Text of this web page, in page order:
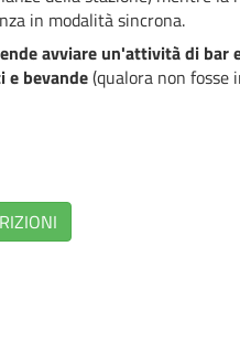
in modalità sincrona.
avviare un'attività di bar
e bevande(qualora non fosse